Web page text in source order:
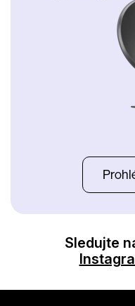
Sledujte